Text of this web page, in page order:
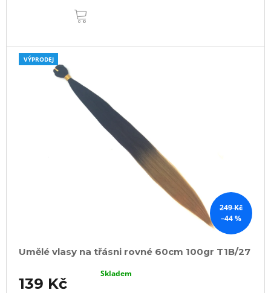
249 Kč
–44 %
VÝPRODEJ
Umělé vlasy na třásni rovné 60cm 100gr T1B/27
139 Kč
Skladem